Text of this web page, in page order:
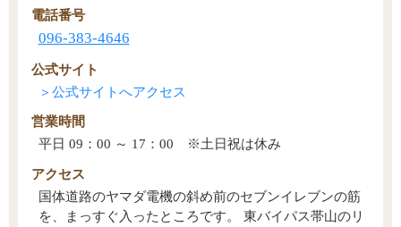
電話番号
096-383-4646
公式サイト
営業時間
平日 09：00 ～ 17：00 ※土日祝は休み
アクセス
国体道路のヤマダ電機の斜め前のセブンイレブンの筋
を、まっすぐ入ったところです。 東バイパス帯山のリ